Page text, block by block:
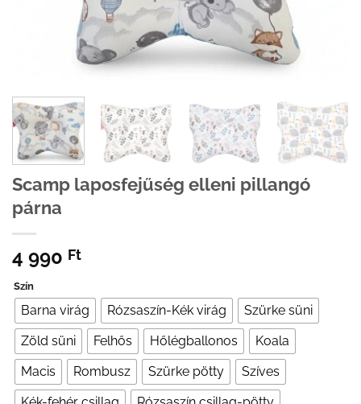
Scamp laposfejűség elleni pillangó
párna
4 990 Ft
Szín
Barna virág Rózsaszín-Kék virág
Szürke süni
Zöld süni
Felhős Hőlégballonos
Koala
Macis
Rombusz Szürke pötty
Szíves